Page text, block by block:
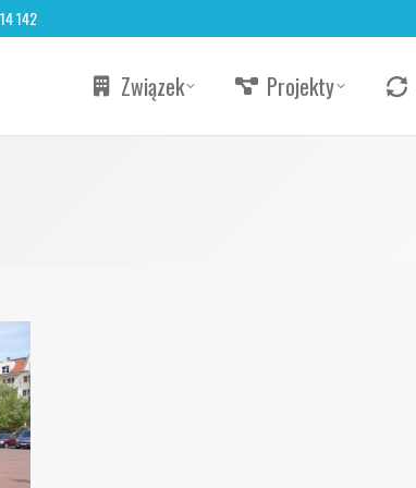
142
Związek Projekty